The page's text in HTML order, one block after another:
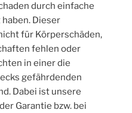
durch einfache
Dieser
für Körperschäden,
fehlen oder
in einer die
gefährdenden
Dabei ist unsere
Garantie bzw. bei